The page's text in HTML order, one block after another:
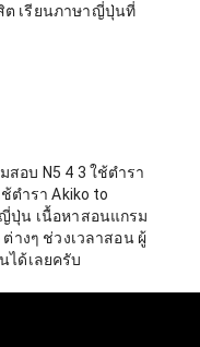
เรียนภาษาญี่ปุ่นที่
อบ N5 4 3 ใช้ตำรา
ตำรา Akiko to
ปุ่น เนื้อหาสอนแกรม
างๆ ช่วงเวลาสอน ผู้
ได้เลยครับ